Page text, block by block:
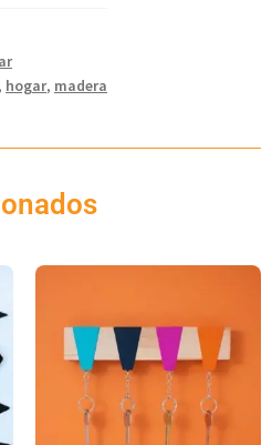
, hogar, madera